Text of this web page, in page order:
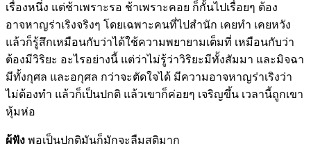
เรื่องหนึ่ง แต่ช้าเพราะรอ ช้าเพราะคอย ก็กั้นไปเรื่อยๆ ต้อง
อาจหาญร่าเริงจริงๆ โดยเฉพาะคนที่ไปสำนัก เคยทำ เคยหวัง
แล้วก็รู้สึกเหมือนกับว่าได้ใช้ความพยายามเต็มที่ เหมือนกับว่า
ต้องมีวิริยะ อะไรอย่างนี้ แต่ว่าไม่รู้ว่าวิริยะมีทั้งสัมมา และมิจฉา
มีทั้งกุศล และอกุศล กว่าจะตัดใจได้ มีความอาจหาญร่าเริงว่า
ไม่ต้องทำ แล้วก็เป็นปกติ แล้วเขาก็ค่อยๆ เจริญขึ้น เวลานี้ถูกเขา
หุ้มห่อ
ผู้ฟัง พอเป็นปกติมันก็มักจะลืมสติมาก